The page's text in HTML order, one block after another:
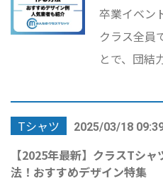
育祭・文化
掲載してい
卒業イベン
クラス全員
とで、団結
記事では、
「クラT お
ツ 安い」な
ら、おしゃ
Tシャツ 2025/03/18
【2025年最新】クラスTシ
法！おすすめデザイン特集